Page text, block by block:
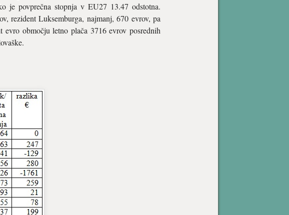
je povprečna stopnja v EU27 13.47 odstotna.
rezident Luksemburga, najmanj, 670 evrov, pa
območju letno plača 3716 evrov posrednih